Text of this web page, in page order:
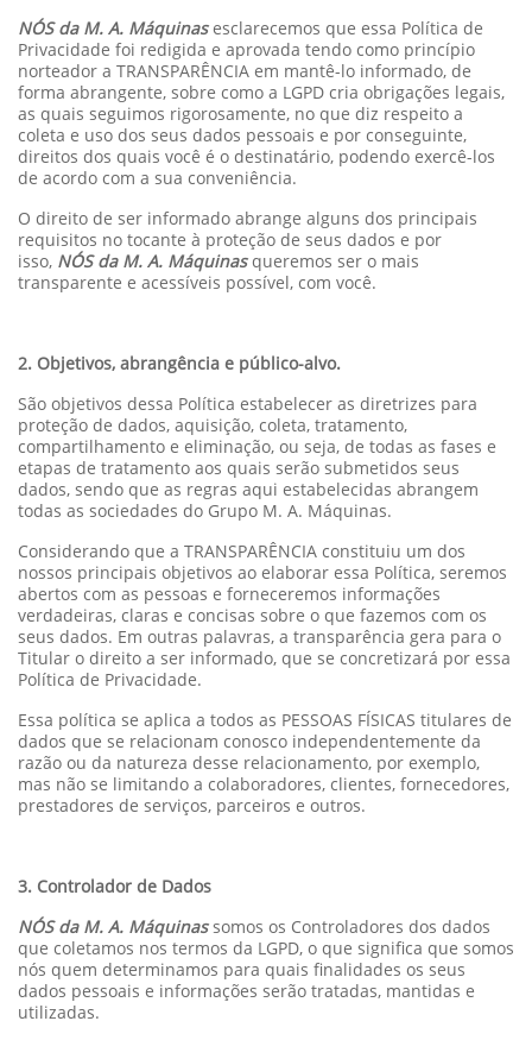
NÓS da M. A. Máquinasesclarecemos que essa Política de
Privacidade foi redigida e aprovada tendo como princípio
norteador a TRANSPARÊNCIA em mantê-lo informado, de
forma abrangente, sobre como a LGPD cria obrigações legais,
as quais seguimos rigorosamente, no que diz respeito a
coleta e uso dos seus dados pessoais e por conseguinte,
direitos dos quais você é o destinatário, podendo exercê-los
de acordo com a sua conveniência.
O direito de ser informado abrange alguns dos principais
requisitos no tocante à proteção de seus dados e por
isso, NÓS da M. A. Máquinasqueremos ser o mais
transparente e acessíveis possível, com você.
2. Objetivos, abrangência e público-alvo.
São objetivos dessa Política estabelecer as diretrizes para
proteção de dados, aquisição, coleta, tratamento,
compartilhamento e eliminação, ou seja, de todas as fases e
etapas de tratamento aos quais serão submetidos seus
dados, sendo que as regras aqui estabelecidas abrangem
todas as sociedades do Grupo M. A. Máquinas.
Considerando que a TRANSPARÊNCIA constituiu um dos
nossos principais objetivos ao elaborar essa Política, seremos
abertos com as pessoas e forneceremos informações
verdadeiras, claras e concisas sobre o que fazemos com os
seus dados. Em outras palavras, a transparência gera para o
Titular o direito a ser informado, que se concretizará por essa
Política de Privacidade.
Essa política se aplica a todos as PESSOAS FÍSICAS titulares de
dados que se relacionam conosco independentemente da
razão ou da natureza desse relacionamento, por exemplo,
mas não se limitando a colaboradores, clientes, fornecedores,
prestadores de serviços, parceiros e outros.
3. Controlador de Dados
NÓS da M. A. Máquinassomos os Controladores dos dados
que coletamos nos termos da LGPD, o que significa que somos
nós quem determinamos para quais finalidades os seus
dados pessoais e informações serão tratadas, mantidas e
utilizadas.